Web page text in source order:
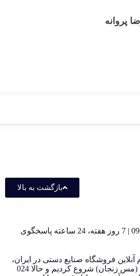
پروانه
بازگشت به بالا
تلفن پشتیبانی 09036751809 | 7 روز هفته، 24 ساعته پاسخگوی
آنلاین فروشگاه صنایع دستی در ایران،
از سال 1396 با وب سایت (مس زنجان) شروع کردیم و حالا 024